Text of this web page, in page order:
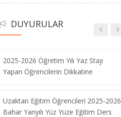
DUYURULAR
DERSLERİNE AİT ARA SINAV
2025-2026 Öğretim Yılı Yaz Stajı
Yapan Öğrencilerin Dikkatine
Uzaktan Eğitim Öğrencileri 2025-2026
Bahar Yarıyılı Yüz Yüze Eğitim Ders
Denimde İleri Dönüşüm Uygulamaları
Workshop
İşbirliğinde Öğrenci Projesi
06.08.2026